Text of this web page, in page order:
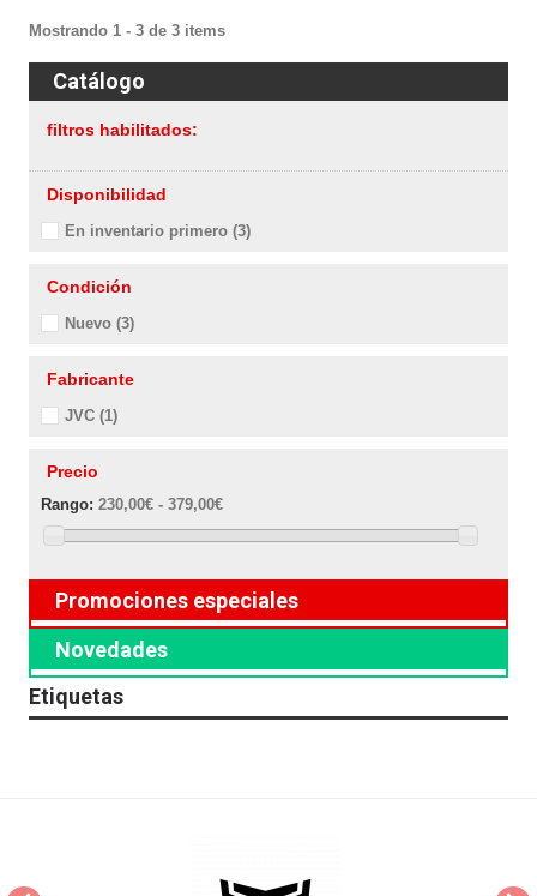
Mostrando 1 - 3 de 3 items
Catálogo
filtros habilitados:
Disponibilidad
En inventario primero (3)
Condición
Nuevo (3)
Fabricante
JVC (1)
Precio
Rango: 230,00€ - 379,00€
Promociones especiales
Novedades
Etiquetas